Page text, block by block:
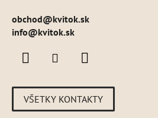
obchod@kvitok.sk
info@kvitok.sk
VŠETKY KONTAKTY